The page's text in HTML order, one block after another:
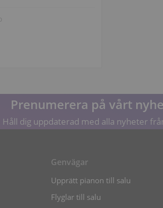
Prenumerera på vårt
Håll dig uppdaterad med alla nyheter
Genvägar
Upprätt pianon till salu
Flyglar till salu